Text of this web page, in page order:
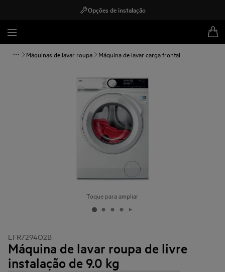
Opções de instalação
Máquinas de lavar roupa Máquina de lavar carga frontal
Toque para ampliar
LFR7294O2B
Máquina de lavar roupa de livre
instalação de 9.0 kg